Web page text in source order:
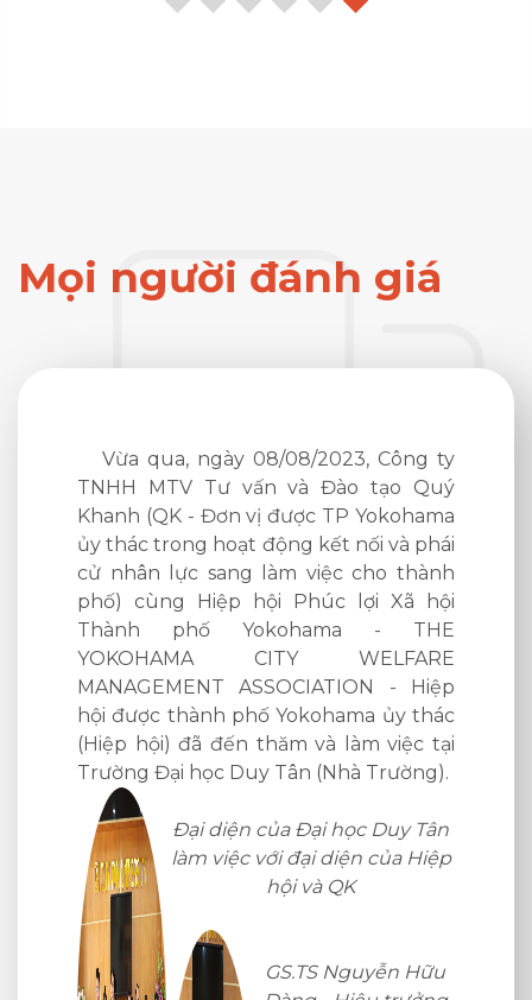
Mọi người đánh giá
Vào ngày 09/08/2023 vừa qua, đoàn
công tác Công ty TNHH MTV Tư vấn và
Đào tạo Quý Khanh (QK - Đơn vị được
TP Yokohama ủy thác trong hoạt động
kết nối và phái cử nhân lực sang làm
việc cho thành phố) cùng Hiệp hội
Phúc lợi Xã hội Thành phố Yokohama -
THE YOKOHAMA CITY WELFARE
MANAGEMENT ASSOCIATION - Hiệp
hội được thành phố Yokohama ủy thác
(Hiệp hội) đã đến thăm và làm việc tại
Trường Cao đẳng Y tế Huế (Nhà
Trường).
Tiếp đón và làm việc với đoàn có TS. BS
Nguyễn Văn Tuấn – Bí thư Đảng ủy,
Hiệu Trưởng Nhà Trường cùng đại diện
lãnh đạo các phòng ban liên quan.